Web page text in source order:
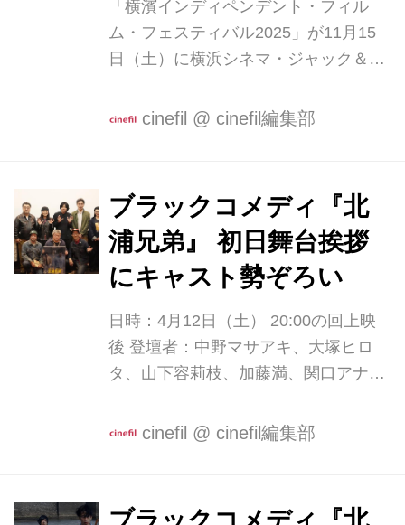
か50席ほ...
「横濱インディペンデント・フィル
ム・フェスティバル2025」が11月15
日（土）に横浜シネマ・ジャック＆ベ
作品より選出された15作品が上映さ
賞」「GACHINKO Film賞」「俳優
賞」が決定しました。 また本年は２名
に俳優賞が授賞されました。 ●授賞プ
レゼンテーター 梶原俊幸（ジャック＆
ベティ） / 角章（cinefil）/ 飯塚冬酒
（GACHINKO Film） ●司会 荒井志郎
●写真 三條康貴（サンストア） 短編部
門 最優秀賞『足がついてるヘビはかわ
cinefil @ cinefil編集部
ブラックコメディ『北
浦兄弟』 初日舞台挨拶
にキャスト勢ぞろい
日時：4月12日（土） 20:00の回上映
後 登壇者：中野マサアキ、大塚ヒロ
タ、山下容莉枝、加藤満、関口アナ
な、辻野正樹監督 MC：荒井志郎 場
が４月12日(土)に渋谷・ユーロスペー
cinefil @ cinefil編集部